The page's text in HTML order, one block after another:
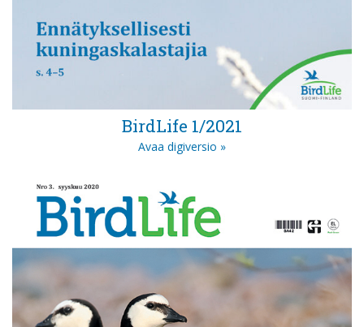
BirdLife 1/2021
Avaa digiversio »